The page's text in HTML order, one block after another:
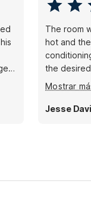
to
The room
hot and
the
noticeably
the Dells,
here again.
Mostrar
Jesse